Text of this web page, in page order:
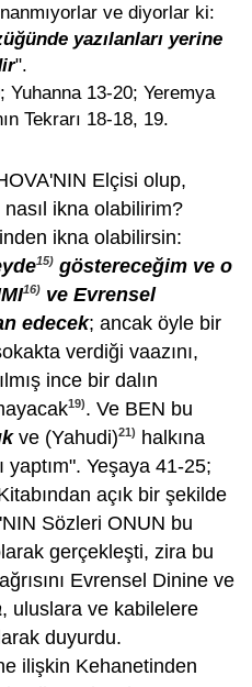
ve diyorlar ki:
yazılanları yerine
".
Yuhanna 13-20; Yeremya
Tekrarı 18-18, 19.
Elçisi olup,
nasıl ikna olabilirim?
ikna olabilirsin:
15) göstereceğim ve o
16) ve Evrensel
edecek; ancak öyle bir
verdiği vaazını,
ince bir dalın
19). Ve BEN bu
ve (Yahudi)21)
halkına
yaptım". Yeşaya 41-25;
açık bir şekilde
Sözleri ONUN bu
gerçekleşti, zira bu
Evrensel Dinine ve
, uluslara ve kabilelere
duyurdu.
ilişkin Kehanetinden